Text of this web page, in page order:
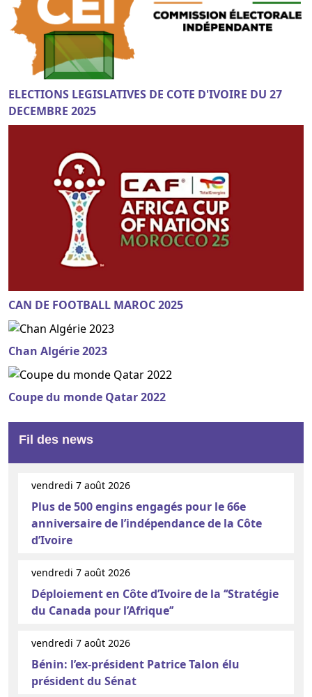
ELECTIONS LEGISLATIVES DE COTE D'IVOIRE DU 27
DECEMBRE 2025
CAN DE FOOTBALL MAROC 2025
Chan Algérie 2023
Coupe du monde Qatar 2022
Fil des news
vendredi 7 août 2026
Plus de 500 engins engagés pour le 66e
anniversaire de l’indépendance de la Côte
d’Ivoire
vendredi 7 août 2026
Déploiement en Côte d’Ivoire de la ‘‘Stratégie
du Canada pour l’Afrique’’
vendredi 7 août 2026
Bénin: l’ex-président Patrice Talon élu
président du Sénat